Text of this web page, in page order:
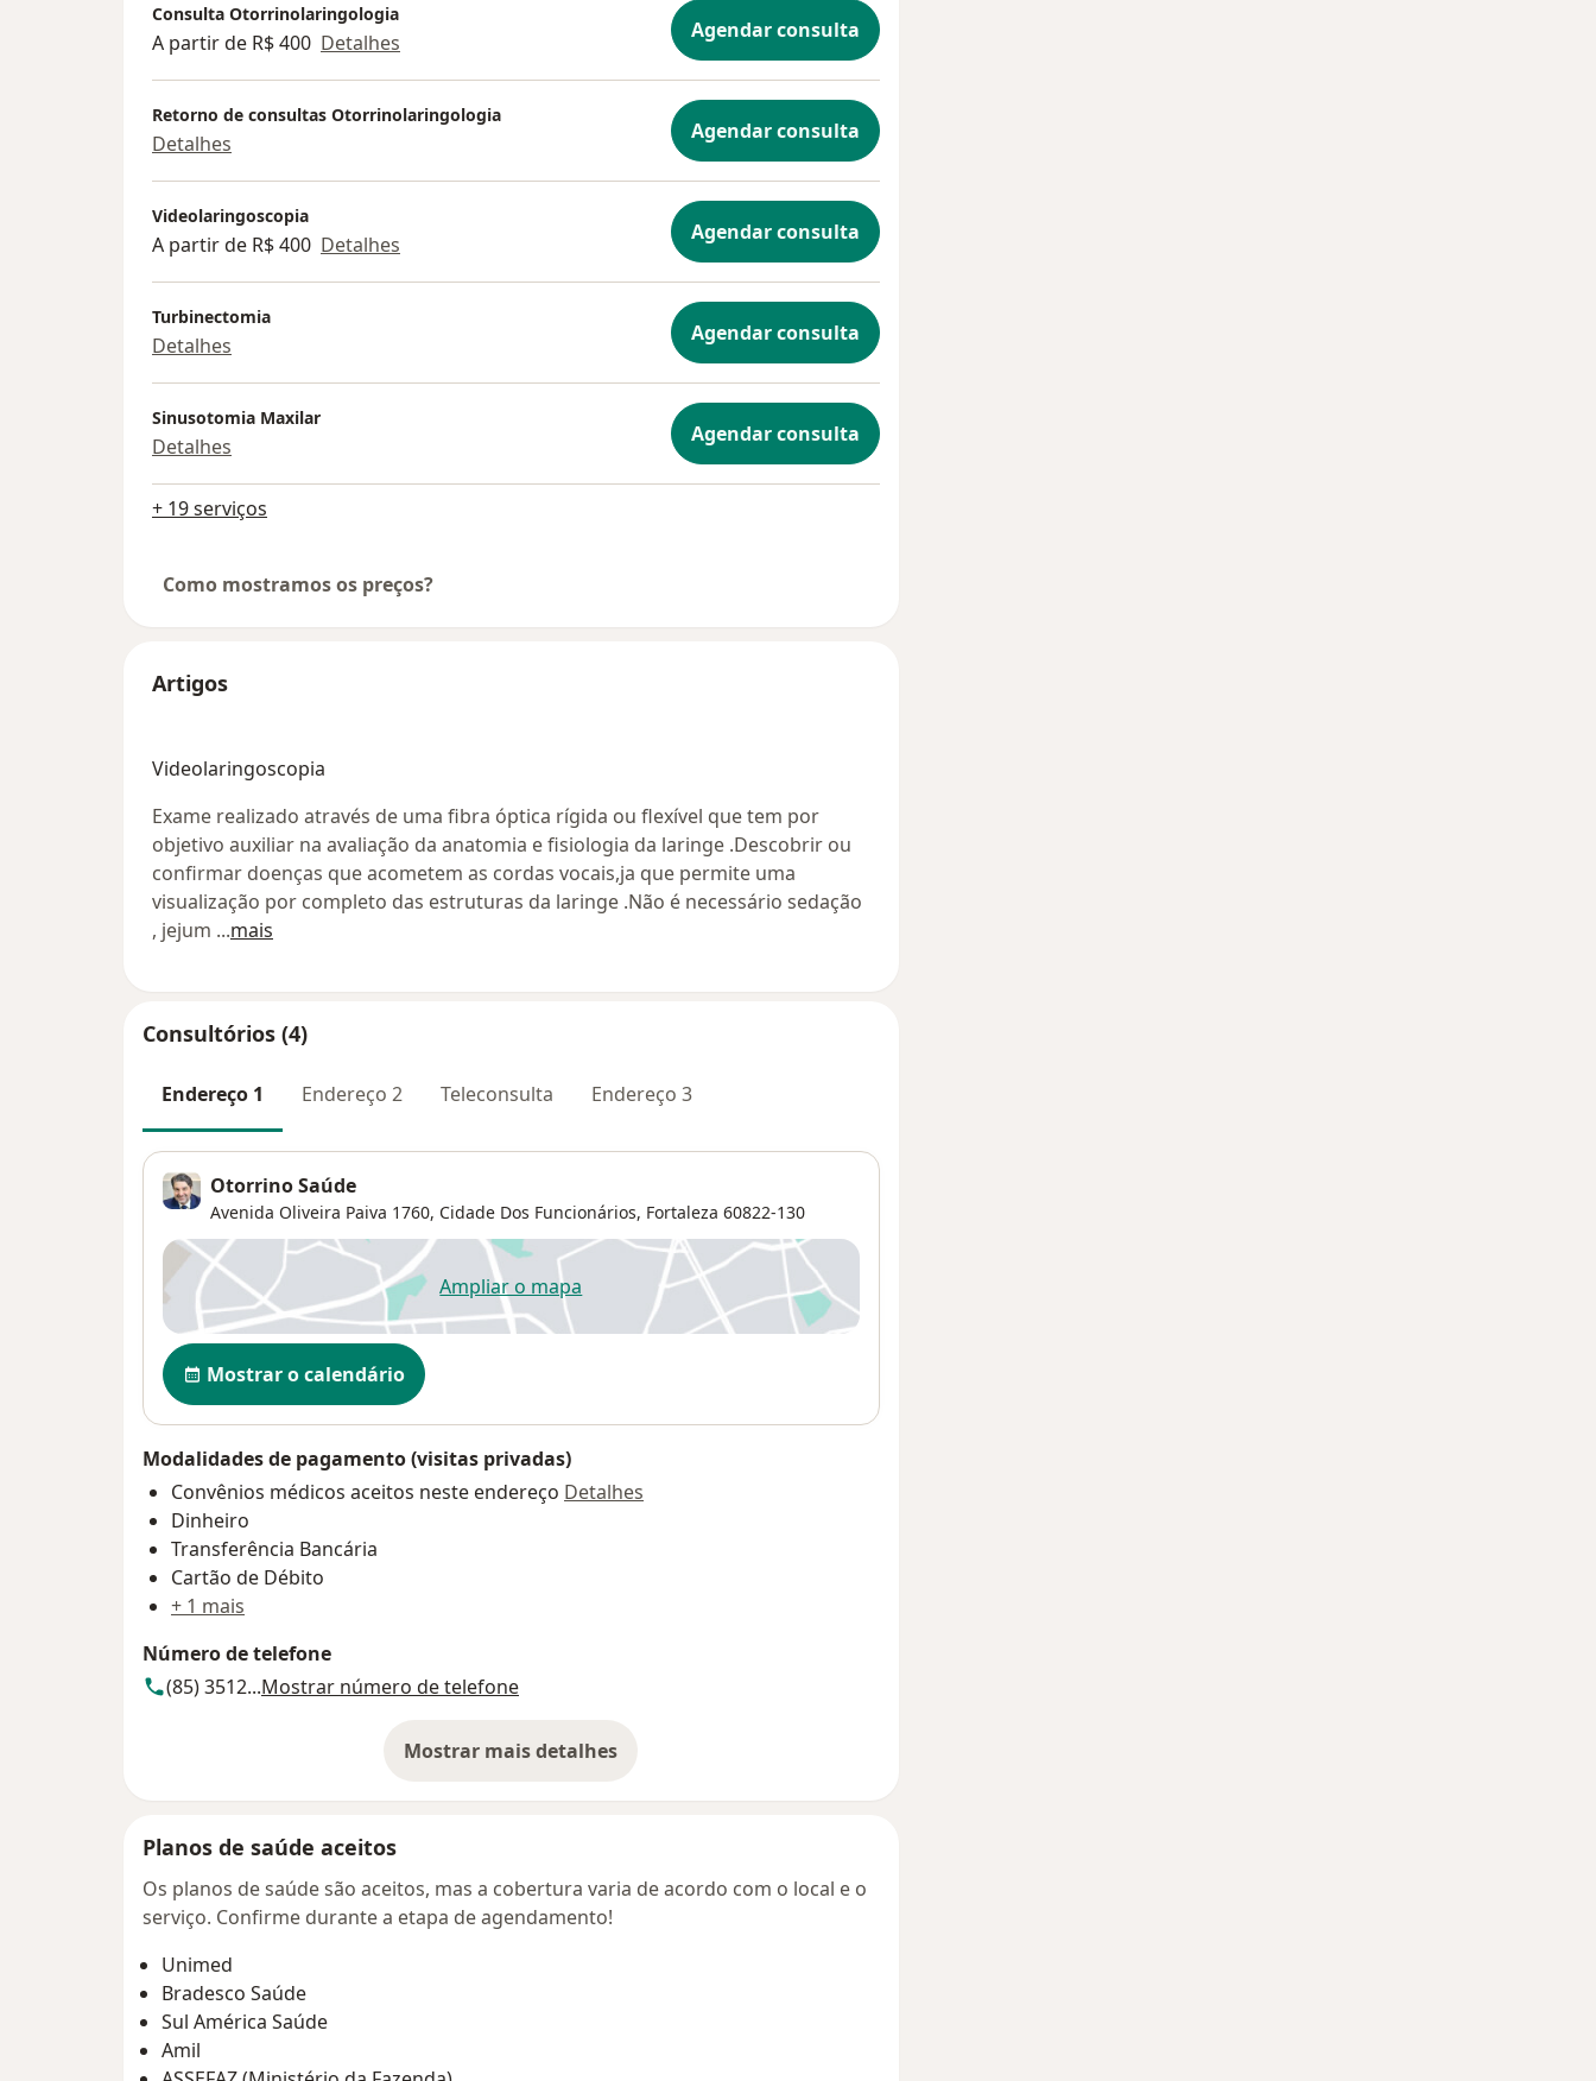
Consulta Otorrinolaringologia
A partir de R$ 400 Detalhes Agendar consulta
Retorno de consultas Otorrinolaringologia
Detalhes Agendar consulta
Videolaringoscopia
A partir de R$ 400 Detalhes Agendar consulta
Turbinectomia
Detalhes Agendar consulta
Sinusotomia Maxilar
Detalhes Agendar consulta
+ 19 serviços
Como mostramos os preços?
Artigos
Videolaringoscopia
Exame realizado através de uma fibra óptica rígida ou flexível que tem por
objetivo auxiliar na avaliação da anatomia e fisiologia da laringe .Descobrir ou
confirmar doenças que acometem as cordas vocais,ja que permite uma
visualização por completo das estruturas da laringe .Não é necessário sedação
, jejum ...mais
Consultórios (4)
Endereço 1 Endereço 2 Teleconsulta Endereço 3
Otorrino Saúde
Avenida Oliveira Paiva 1760, Cidade Dos Funcionários, Fortaleza 60822-130
Ampliar o mapaabre num novo separador
Disponibilidade
Mostrar o calendário
Modalidades de pagamento (visitas privadas)
Convênios médicos aceitos neste endereço Detalhes
Dinheiro
Transferência Bancária
Cartão de Débito
+ 1 mais
Número de telefone
(85) 3512...Mostrar número de telefone
Mostrar mais detalhes
sobre o endereço
Planos de saúde aceitos
Os planos de saúde são aceitos, mas a cobertura varia de acordo com o local e o
serviço. Confirme durante a etapa de agendamento!
Unimed
Bradesco Saúde
Sul América Saúde
Amil